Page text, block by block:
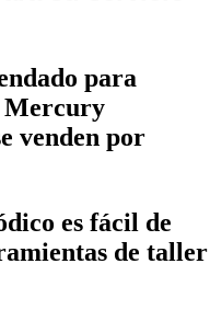
para
Mercury
venden por
es fácil de
de taller